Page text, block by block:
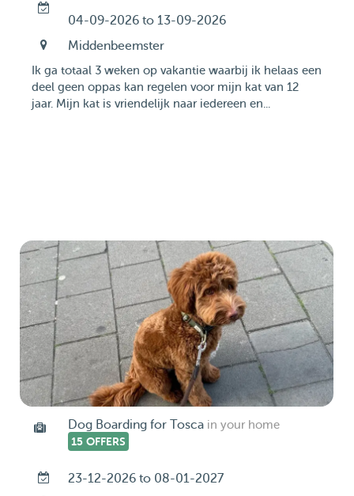
04-09-2026 to 13-09-2026
Middenbeemster
Ik ga totaal 3 weken op vakantie waarbij ik helaas een
deel geen oppas kan regelen voor mijn kat van 12
jaar. Mijn kat is vriendelijk naar iedereen en...
Dog Boarding for Tosca in your home
15 OFFERS
23-12-2026 to 08-01-2027